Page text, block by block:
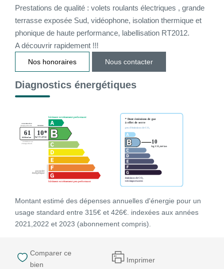
Prestations de qualité : volets roulants électriques , grande
terrasse exposée Sud, vidéophone, isolation thermique et
phonique de haute performance, labellisation RT2012.
A découvrir rapidement !!!
Nos honoraires Nous contacter
Diagnostics énergétiques
Montant estimé des dépenses annuelles d'énergie pour un
usage standard entre 315€ et 426€. indexées aux années
2021,2022 et 2023 (abonnement compris).
Comparer ce
bien
Imprimer